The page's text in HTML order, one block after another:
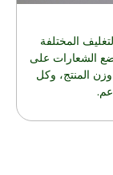
المختلفة
الشعارات على
المنتج، وكل